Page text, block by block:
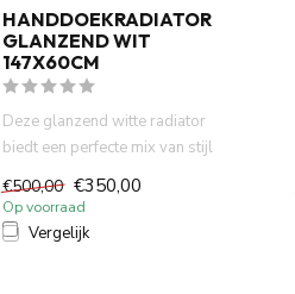
HANDDOEKRADIATOR
GLANZEND WIT
147X60CM
Deze glanzend witte radiator
biedt een perfecte mix van stijl
en functionaliteit...
€500,00 €350,00
Op voorraad
Vergelijk